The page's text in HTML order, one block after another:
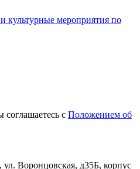
культурные мероприятия по
соглашаетесь с Положением об
Воронцовская, д35Б, корпус